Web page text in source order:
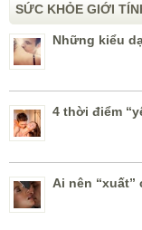
SỨC KHỎE GIỚI
Những kiểu
4 thời điểm
Ai nên “xuất”